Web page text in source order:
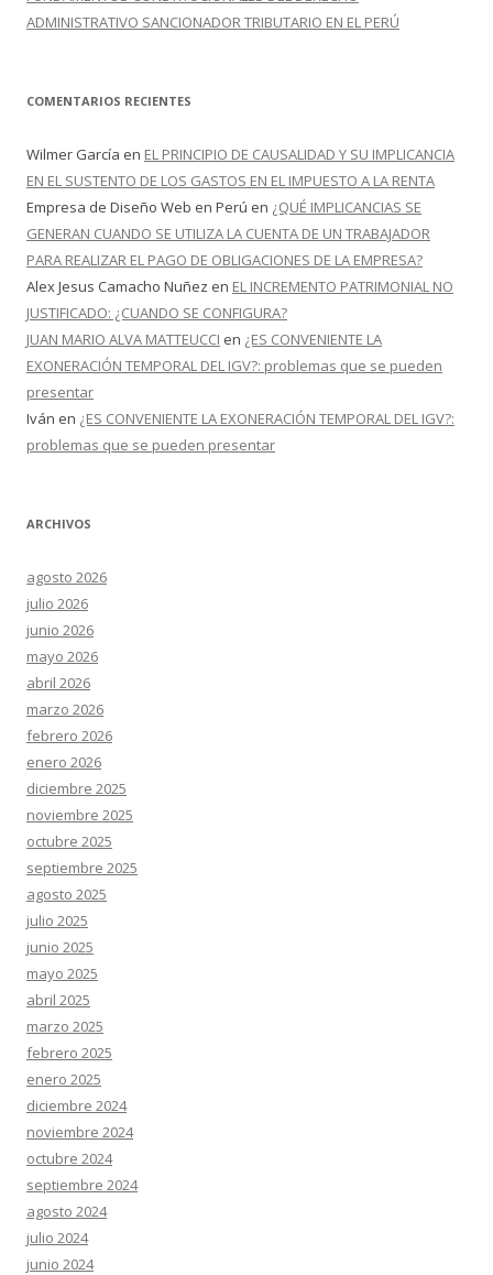
ADMINISTRATIVO SANCIONADOR TRIBUTARIO EN EL PERÚ
COMENTARIOS RECIENTES
Wilmer García en EL PRINCIPIO DE CAUSALIDAD Y SU IMPLICANCIA
EN EL SUSTENTO DE LOS GASTOS EN EL IMPUESTO A LA RENTA
Empresa de Diseño Web en Perú en ¿QUÉ IMPLICANCIAS SE
GENERAN CUANDO SE UTILIZA LA CUENTA DE UN TRABAJADOR
PARA REALIZAR EL PAGO DE OBLIGACIONES DE LA EMPRESA?
Alex Jesus Camacho Nuñez en EL INCREMENTO PATRIMONIAL NO
JUSTIFICADO: ¿CUANDO SE CONFIGURA?
JUAN MARIO ALVA MATTEUCCI en ¿ES CONVENIENTE LA
EXONERACIÓN TEMPORAL DEL IGV?: problemas que se pueden
presentar
Iván en ¿ES CONVENIENTE LA EXONERACIÓN TEMPORAL DEL IGV?:
problemas que se pueden presentar
ARCHIVOS
agosto 2026
julio 2026
junio 2026
mayo 2026
abril 2026
marzo 2026
febrero 2026
enero 2026
diciembre 2025
noviembre 2025
octubre 2025
septiembre 2025
agosto 2025
julio 2025
junio 2025
mayo 2025
abril 2025
marzo 2025
febrero 2025
enero 2025
diciembre 2024
noviembre 2024
octubre 2024
septiembre 2024
agosto 2024
julio 2024
junio 2024